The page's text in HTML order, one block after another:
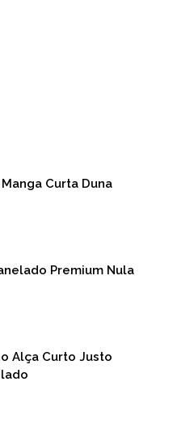
Curta Duna
Premium Nula
Alça Curto Justo